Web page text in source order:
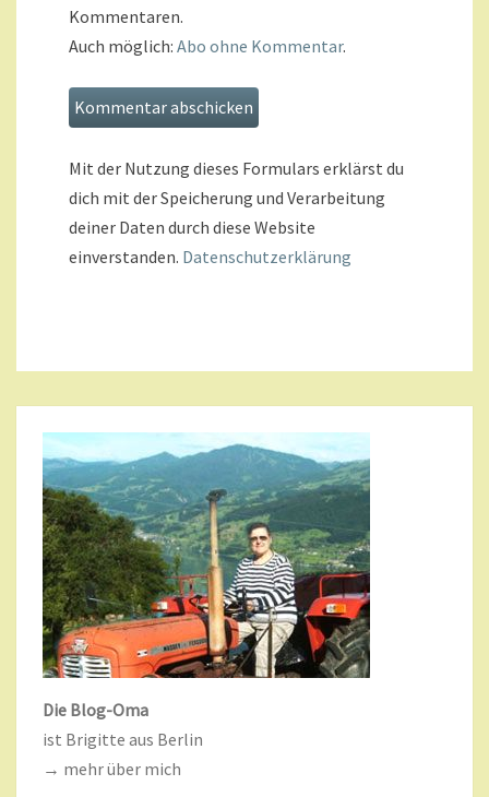
Kommentaren.
Auch möglich: Abo ohne Kommentar.
Mit der Nutzung dieses Formulars erklärst du
dich mit der Speicherung und Verarbeitung
deiner Daten durch diese Website
einverstanden. Datenschutzerklärung
Die Blog-Oma
ist Brigitte aus Berlin
→ mehr über mich